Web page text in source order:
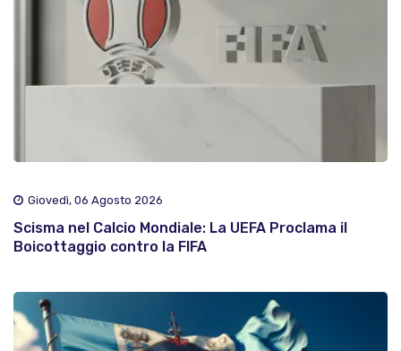
Giovedì, 06 Agosto 2026
Scisma nel Calcio Mondiale: La UEFA Proclama il
Boicottaggio contro la FIFA